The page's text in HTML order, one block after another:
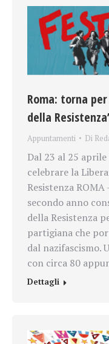
Roma: torna
della
Appuntamenti Di
Dal 23 al 25
celebrare la
Resistenza
secondo anno
della Resistenza
partigiana che
dal nazifascismo.
con circa 80
Dettagli